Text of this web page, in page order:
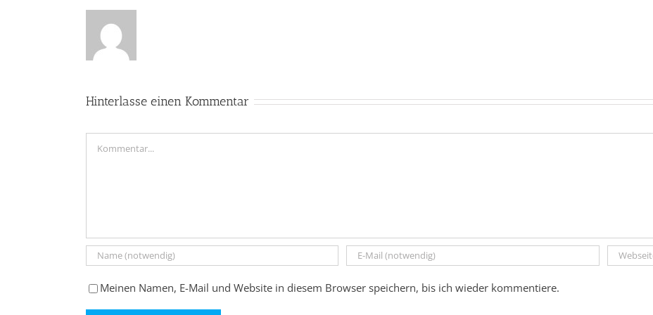
Hinterlasse einen Kommentar
Meinen Namen, E-Mail und Website in diesem Browser speichern, bis ich wieder kommentiere.